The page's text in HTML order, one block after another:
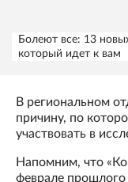
Болеют все: 13
который идет к вам
В региональном
причину, по
участвовать в
Напомним, что
феврале прошлого